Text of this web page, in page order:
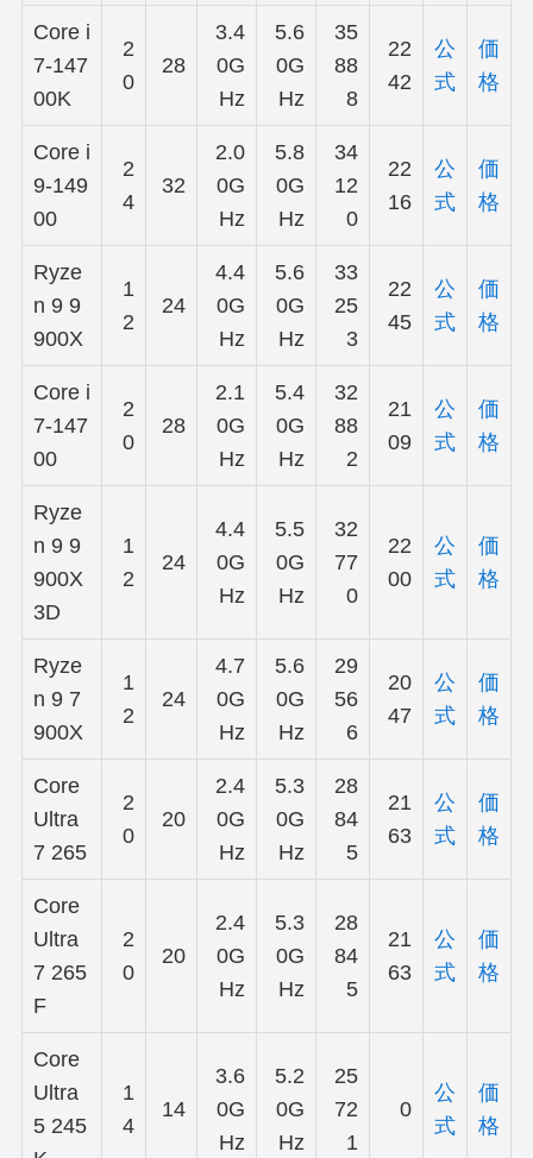
Core i
7-147
00K
2
0
28
3.4
0G
Hz
5.6
0G
Hz
35
88
8
22
42
公
式
価
格
Core i
9-149
00
2
4
32
2.0
0G
Hz
5.8
0G
Hz
34
12
0
22
16
公
式
価
格
Ryze
n 9 9
900X
1
2
24
4.4
0G
Hz
5.6
0G
Hz
33
25
3
22
45
公
式
価
格
Core i
7-147
00
2
0
28
2.1
0G
Hz
5.4
0G
Hz
32
88
2
21
09
公
式
価
格
Ryze
n 9 9
900X
3D
1
2
24
4.4
0G
Hz
5.5
0G
Hz
32
77
0
22
00
公
式
価
格
Ryze
n 9 7
900X
1
2
24
4.7
0G
Hz
5.6
0G
Hz
29
56
6
20
47
公
式
価
格
Core
Ultra
7 265
2
0
20
2.4
0G
Hz
5.3
0G
Hz
28
84
5
21
63
公
式
価
格
Core
Ultra
7 265
F
2
0
20
2.4
0G
Hz
5.3
0G
Hz
28
84
5
21
63
公
式
価
格
Core
Ultra
5 245
1
4
14
3.6
0G
Hz
5.2
0G
Hz
25
72
1
0
公
式
価
格